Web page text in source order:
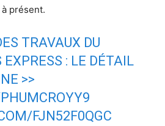
présent.
TRAVAUX DU
EXPRESS : LE DÉTAIL
>>
FJN52F0QGC